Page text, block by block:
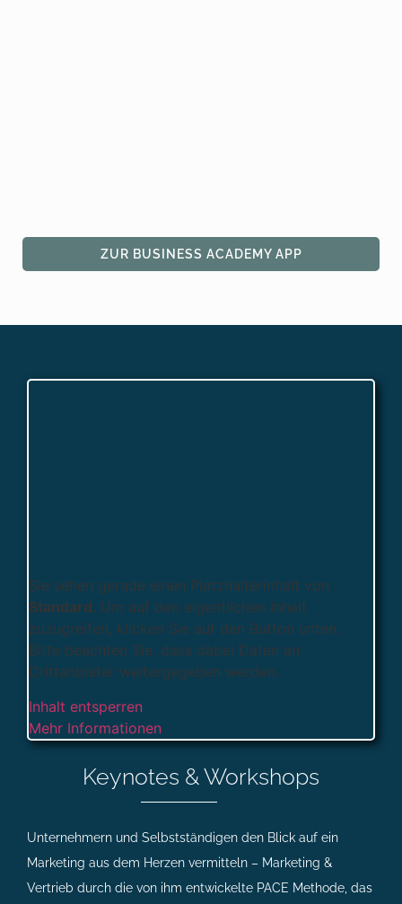
ZUR BUSINESS ACADEMY APP
Keynotes & Workshops
Unternehmern und Selbstständigen den Blick auf ein
Marketing aus dem Herzen vermitteln – Marketing &
Vertrieb durch die von ihm entwickelte PACE Methode, das
Sie sehen gerade einen Platzhalterinhalt von
Standard. Um auf den eigentlichen Inhalt
zuzugreifen, klicken Sie auf den Button unten.
Bitte beachten Sie, dass dabei Daten an
Drittanbieter weitergegeben werden.
Inhalt entsperren
Mehr Informationen